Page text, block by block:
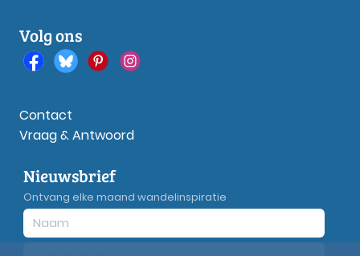
Volg ons
Contact
Vraag & Antwoord
Nieuwsbrief
Ontvang elke maand wandelinspiratie